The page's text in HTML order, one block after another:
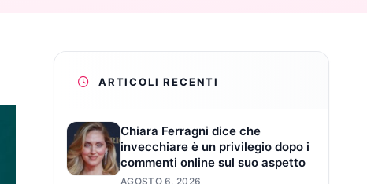
ARTICOLI RECENTI
Chiara Ferragni dice che
invecchiare è un privilegio dopo i
commenti online sul suo aspetto
AGOSTO 6, 2026